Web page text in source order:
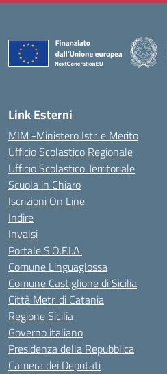
Link Esterni
MIM -Ministero Istr. e Merito
Ufficio Scolastico Regionale
Ufficio Scolastico Territoriale
Scuola in Chiaro
Iscrizioni On Line
Indire
Invalsi
Portale S.O.F.I.A.
Comune Linguaglossa
Comune Castiglione di Sicilia
Città Metr. di Catania
Regione Sicilia
Governo italiano
Presidenza della Repubblica
Camera dei Deputati